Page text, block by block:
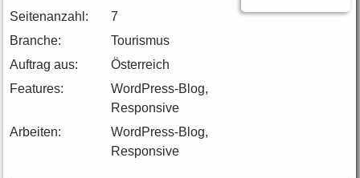
Seitenanzahl:
7
Branche:
Tourismus
Auftrag aus:
Österreich
Features:
WordPress-Blog,
Responsive
Arbeiten:
WordPress-Blog,
Responsive